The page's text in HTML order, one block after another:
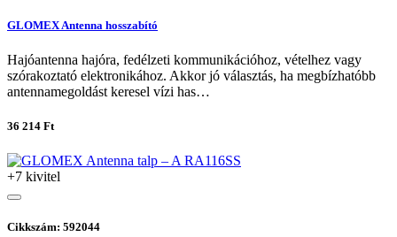
GLOMEX Antenna hosszabító
Hajóantenna hajóra, fedélzeti kommunikációhoz, vételhez vagy
szórakoztató elektronikához. Akkor jó választás, ha megbízhatóbb
antennamegoldást keresel vízi has…
36 214 Ft
+7 kivitel
Cikkszám: 592044